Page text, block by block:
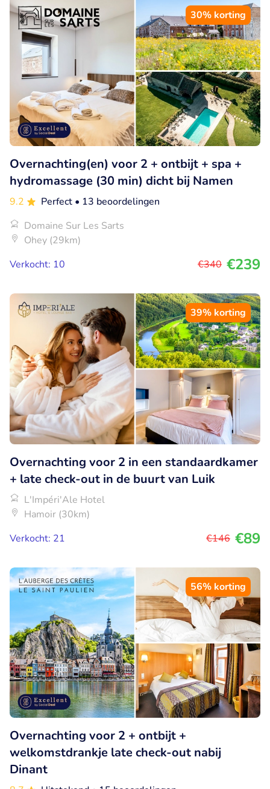
30% korting
Overnachting(en) voor 2 + ontbijt + spa +
hydromassage (30 min) dicht bij Namen
9.2 Perfect • 13 beoordelingen
Domaine Sur Les Sarts
Ohey (29km)
Verkocht: 10
€340 €239
39% korting
Overnachting voor 2 in een standaardkamer
+ late check-out in de buurt van Luik
L'Impéri'Ale Hotel
Hamoir (30km)
Verkocht: 21
€146 €89
56% korting
Overnachting voor 2 + ontbijt +
welkomstdrankje late check-out nabij
Dinant